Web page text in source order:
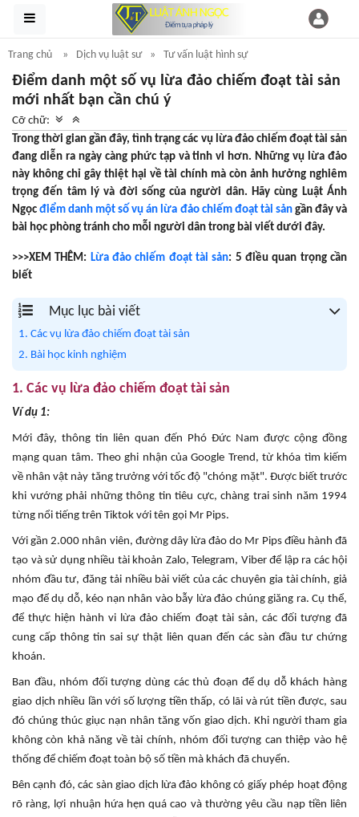
Trang chủ Dịch vụ luật sư Tư vấn luật hình sự
Điểm danh một số vụ lừa đảo chiếm đoạt tài sản
mới nhất bạn cần chú ý
Cỡ chữ:
Trong thời gian gần đây, tình trạng các vụ lừa đảo chiếm đoạt tài sản
đang diễn ra ngày càng phức tạp và tinh vi hơn. Những vụ lừa đảo
này không chỉ gây thiệt hại về tài chính mà còn ảnh hưởng nghiêm
trọng đến tâm lý và đời sống của người dân. Hãy cùng Luật Ánh
Ngọcđiểm danh một số vụ án lừa đảo chiếm đoạt tài sảngần đây và
bài học phòng tránh cho mỗi người dân trong bài viết dưới đây.
>>>XEM THÊM: Lừa đảo chiếm đoạt tài sản: 5 điều quan trọng cần
biết
Mục lục bài viết
1. Các vụ lừa đảo chiếm đoạt tài sản
2. Bài học kinh nghiệm
1. Các vụ lừa đảo chiếm đoạt tài sản
Ví dụ 1:
Mới đây, thông tin liên quan đến Phó Đức Nam được cộng đồng
mạng quan tâm. Theo ghi nhận của Google Trend, từ khóa tìm kiếm
về nhân vật này tăng trưởng với tốc độ "chóng mặt". Được biết trước
khi vướng phải những thông tin tiêu cực, chàng trai sinh năm 1994
từng nổi tiếng trên Tiktok với tên gọi Mr Pips.
Với gần 2.000 nhân viên, đường dây lừa đảo do Mr Pips điều hành đã
tạo và sử dụng nhiều tài khoản Zalo, Telegram, Viber để lập ra các hội
nhóm đầu tư, đăng tải nhiều bài viết của các chuyên gia tài chính, giả
mạo để dụ dỗ, kéo nạn nhân vào bẫy lừa đảo chúng giăng ra.Cụ thể,
để thực hiện hành vi lừa đảo chiếm đoạt tài sản, các đối tượng đã
cung cấp thông tin sai sự thật liên quan đến các sàn đầu tư chứng
khoán.
Ban đầu, nhóm đối tượng dùng các thủ đoạn để dụ dỗ khách hàng
giao dịch nhiều lần với số lượng tiền thấp, có lãi và rút tiền được, sau
đó chúng thúc giục nạn nhân tăng vốn giao dịch. Khi người tham gia
không còn khả năng về tài chính, nhóm đối tượng can thiệp vào hệ
thống để chiếm đoạt toàn bộ số tiền mà khách đã chuyển.
Bên cạnh đó, các sàn giao dịch lừa đảo không có giấy phép hoạt động
rõ ràng, lợi nhuận hứa hẹn quá cao và thường yêu cầu nạp tiền liên